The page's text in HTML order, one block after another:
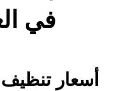
في
أسعار